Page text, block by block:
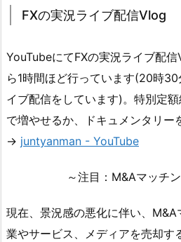
FXの実況ライブ配信Vlog
YouTubeにてFXの実況ライブ配
ら1時間ほど行っています(20時
イブ配信をしています)。特別定
で増やせるか、ドキュメンタリー
→ juntyanman - YouTube
～注目：M&Aマッチ
現在、景況感の悪化に伴い、
業やサービス、メディアを売却す